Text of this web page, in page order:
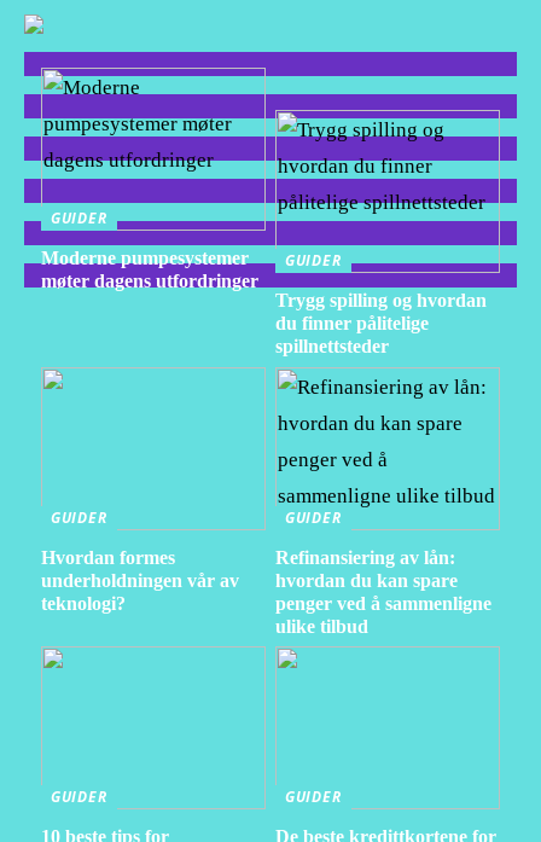
GUIDER
Moderne pumpesystemer
møter dagens utfordringer
GUIDER
Trygg spilling og hvordan
du finner pålitelige
spillnettsteder
GUIDER
Hvordan formes
underholdningen vår av
teknologi?
GUIDER
Refinansiering av lån:
hvordan du kan spare
penger ved å sammenligne
ulike tilbud
GUIDER
10 beste tips for
GUIDER
De beste kredittkortene for